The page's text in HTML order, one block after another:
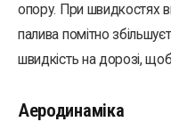
опору. При швидкостях
палива помітно
швидкість на дорозі,
Аеродинаміка